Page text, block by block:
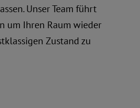
Unser Team führt
um Ihren Raum wieder
Zustand zu